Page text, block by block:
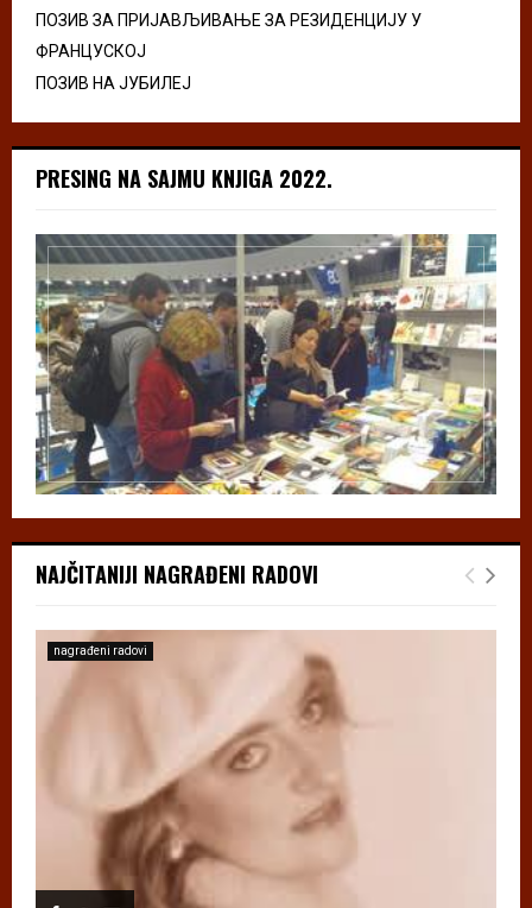
ПОЗИВ ЗА ПРИЈАВЉИВАЊЕ ЗА РЕЗИДЕНЦИЈУ У
ФРАНЦУСКОЈ
ПОЗИВ НА ЈУБИЛЕЈ
PRESING NA SAJMU KNJIGA 2022.
NAJČITANIJI NAGRAĐENI RADOVI
nagrađeni radovi